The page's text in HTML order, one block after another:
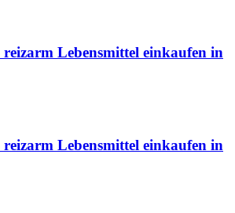
reizarm Lebensmittel einkaufen in
Lebensmittel einkaufen in